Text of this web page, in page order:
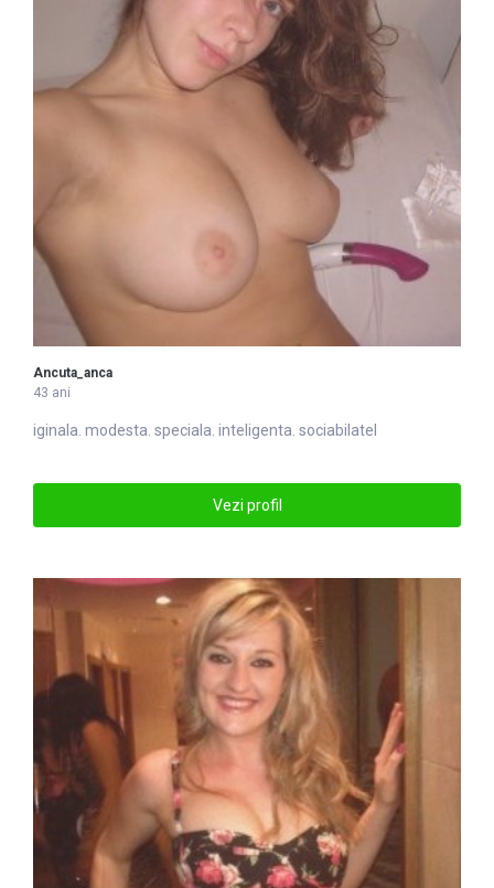
Ancuta_anca
43 ani
iginala. modesta. speciala. intel igenta. sociabilatel
Vezi profil